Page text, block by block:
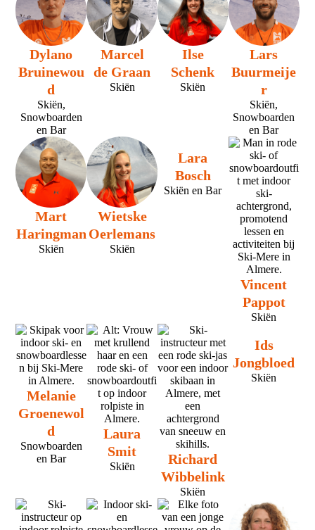
Dylano
Bruinewou
d
Skiën,
Snowboarden
en Bar
Marcel
de Graan
Skiën
Ilse
Schenk
Skiën
Lars
Buurmeije
r
Skiën,
Snowboarden
en Bar
Mart
Haringman
Skiën
Wietske
Oerlemans
Skiën
Lara
Bosch
Skiën en Bar
Vincent
Pappot
Skiën
Melanie
Groenewol
d
Snowboarden
en Bar
Laura
Smit
Skiën
Richard
Wibbelink
Skiën
Ids
Jongbloed
Skiën